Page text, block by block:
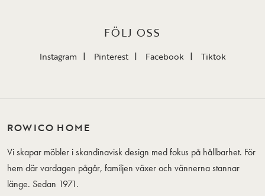
FÖLJ OSS
Instagram Pinterest Facebook Tiktok
ROWICO HOME
Vi skapar möbler i skandinavisk design med fokus på hållbarhet. För
hem där vardagen pågår, familjen växer och vännerna stannar
länge. Sedan 1971.